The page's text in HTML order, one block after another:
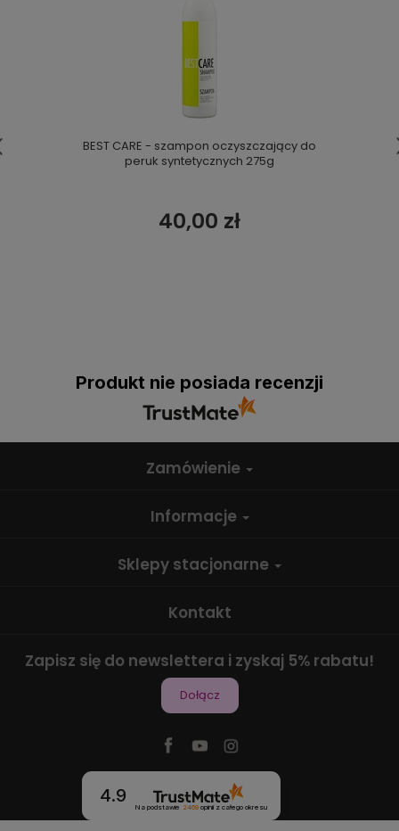
BEST CARE - szampon oczyszczający do
peruk syntetycznych 275g
40,00 zł
Produkt nie posiada recenzji
Zamówienie
Informacje
Sklepy stacjonarne
Kontakt
Zapisz się do newslettera i zyskaj 5% rabatu!
Dołącz
4.9
Na podstawie 2469opinii z całego okresu